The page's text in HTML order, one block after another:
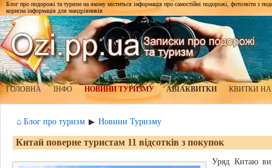
Блог про подорожі та туризм на якому міститься інформація про самостійні подорожі, фотозвіти з
корисна інформація для мандрівників
ГОЛОВНА ІНФО НОВИНИ ТУРИЗМУ АВІАКВИТКИ КВИТКИ
⌂ Блог про туризм ▶ Новини Туризму
Китай поверне туристам 11 відсотків з покупок
Уряд Китаю